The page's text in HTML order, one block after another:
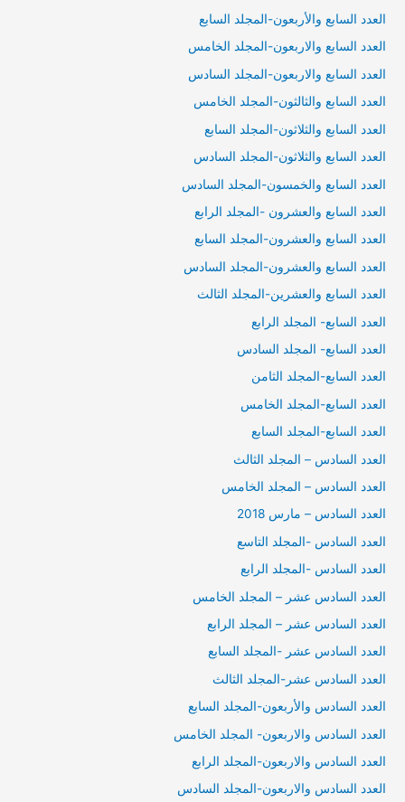
العدد السابع والأربعون-المجلد السابع
العدد السابع والاربعون-المجلد الخامس
العدد السابع والاربعون-المجلد السادس
العدد السابع والثالثون-المجلد الخامس
العدد السابع والثلاثون-المجلد السابع
العدد السابع والثلاثون-المجلد السادس
العدد السابع والخمسون-المجلد السادس
العدد السابع والعشرون -المجلد الرابع
العدد السابع والعشرون-المجلد السابع
العدد السابع والعشرون-المجلد السادس
العدد السابع والعشرين-المجلد الثالث
العدد السابع- المجلد الرابع
العدد السابع- المجلد السادس
العدد السابع-المجلد الثامن
العدد السابع-المجلد الخامس
العدد السابع-المجلد السابع
العدد السادس – المجلد الثالث
العدد السادس – المجلد الخامس
العدد السادس – مارس 2018
العدد السادس -المجلد التاسع
العدد السادس -المجلد الرابع
العدد السادس عشر – المجلد الخامس
العدد السادس عشر – المجلد الرابع
العدد السادس عشر -المجلد السابع
العدد السادس عشر-المجلد الثالث
العدد السادس والأربعون-المجلد السابع
العدد السادس والاربعون- المجلد الخامس
العدد السادس والاربعون-المجلد الرابع
العدد السادس والاربعون-المجلد السادس